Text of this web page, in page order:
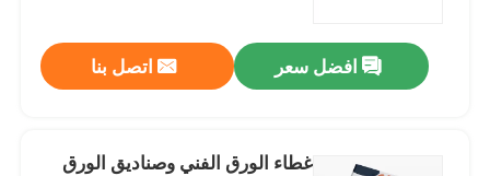
جولة في المعمل
ضبط الجودة
افضل سعر اتصل بنا
غطاء الورق الفني وصناديق الورق